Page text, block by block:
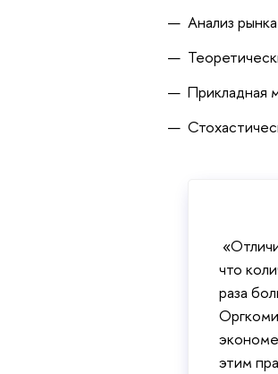
Анализ
Прикладная
что
раза
этим